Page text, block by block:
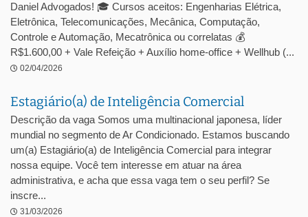
Daniel Advogados! 🎓 Cursos aceitos: Engenharias Elétrica,
Eletrônica, Telecomunicações, Mecânica, Computação,
Controle e Automação, Mecatrônica ou correlatas 💰
R$1.600,00 + Vale Refeição + Auxílio home-office + Wellhub (...
02/04/2026
Estagiário(a) de Inteligência Comercial
Descrição da vaga Somos uma multinacional japonesa, líder
mundial no segmento de Ar Condicionado. Estamos buscando
um(a) Estagiário(a) de Inteligência Comercial para integrar
nossa equipe. Você tem interesse em atuar na área
administrativa, e acha que essa vaga tem o seu perfil? Se
inscre...
31/03/2026